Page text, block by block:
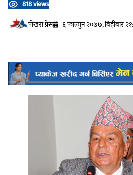
818 views
प‍ोखरा प्रेस
६ फाल्गुन २०७७, बिहीबार